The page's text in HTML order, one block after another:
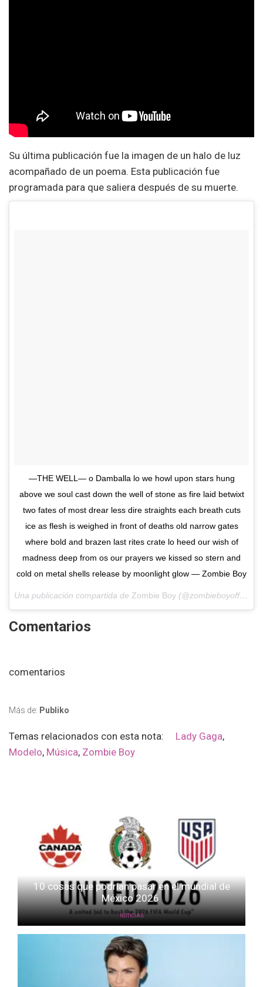
Su última publicación fue la imagen de un halo de luz
acompañado de un poema. Esta publicación fue
programada para que saliera después de su muerte.
—THE WELL— o Damballa lo we howl upon stars hung
above we soul cast down the well of stone as fire laid betwixt
two fates of most drear less dire straights each breath cuts
ice as flesh is weighed in front of deaths old narrow gates
where bold and brazen last rites crate lo heed our wish of
madness deep from os our prayers we kissed so stern and
cold on metal shells release by moonlight glow — Zombie Boy
Una publicación compartida de Zombie Boy (@zombieboyofficial) el
Comentarios
comentarios
Más de: Publiko
Temas relacionados con esta nota: Lady Gaga,
Modelo, Música, Zombie Boy
10 cosas que podrían pasar en el mundial de
México 2026
NOTICIAS